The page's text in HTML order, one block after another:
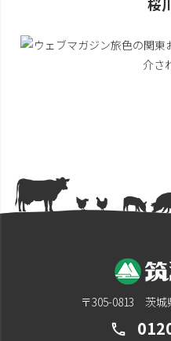
〒305-0813 茨城
call